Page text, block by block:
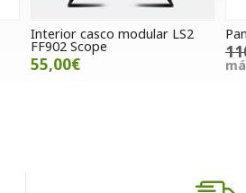
Interior casco modular LS2
FF902 Scope
55,00€